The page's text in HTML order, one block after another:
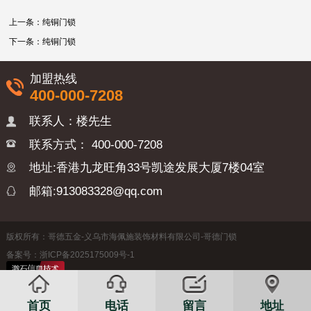
上一条：纯铜门锁
下一条：纯铜门锁
加盟热线
400-000-7208
联系人：楼先生
联系方式： 400-000-7208
地址:香港九龙旺角33号凯途发展大厦7楼04室
邮箱:913083328@qq.com
版权所有：哥德五金-义乌市海佩施装饰材料有限公司-哥德门锁
备案号：浙ICP备2025175009号-1
首页 电话 留言 地址